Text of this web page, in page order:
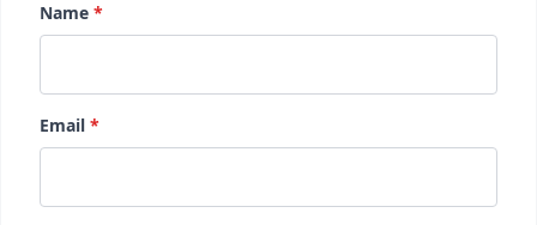
Name *
Email *